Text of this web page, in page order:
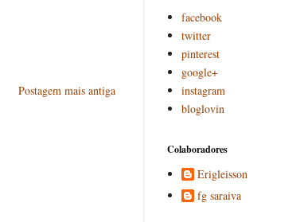
Postagem mais antiga
facebook
twitter
pinterest
google+
instagram
bloglovin
Colaboradores
Erigleisson
fg saraiva